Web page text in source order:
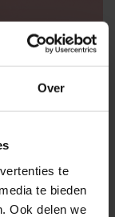
Over
te
te bieden
Ook delen we